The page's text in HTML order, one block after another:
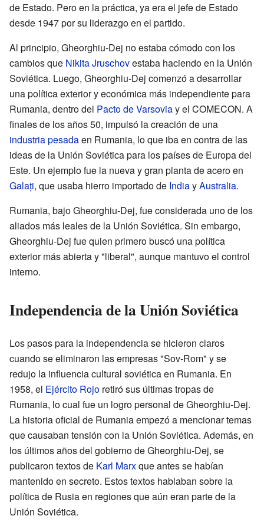
de Estado. Pero en la práctica, ya era el jefe de Estado
desde 1947 por su liderazgo en el partido.
Al principio, Gheorghiu-Dej no estaba cómodo con los
cambios que Nikita Jruschovestaba haciendo en la Unión
Soviética. Luego, Gheorghiu-Dej comenzó a desarrollar
una política exterior y económica más independiente para
Rumania, dentro del Pacto de Varsoviay el COMECON. A
finales de los años 50, impulsó la creación de una
industria pesadaen Rumania, lo que iba en contra de las
ideas de la Unión Soviética para los países de Europa del
Este. Un ejemplo fue la nueva y gran planta de acero en
Galați, que usaba hierro importado de IndiayAustralia.
Rumania, bajo Gheorghiu-Dej, fue considerada uno de los
aliados más leales de la Unión Soviética. Sin embargo,
Gheorghiu-Dej fue quien primero buscó una política
exterior más abierta y "liberal", aunque mantuvo el control
interno.
Independencia de la Unión Soviética
Los pasos para la independencia se hicieron claros
cuando se eliminaron las empresas "Sov-Rom" y se
redujo la influencia cultural soviética en Rumania. En
1958, el Ejército Rojo retiró sus últimas tropas de
Rumania, lo cual fue un logro personal de Gheorghiu-Dej.
La historia oficial de Rumania empezó a mencionar temas
que causaban tensión con la Unión Soviética. Además, en
los últimos años del gobierno de Gheorghiu-Dej, se
publicaron textos de Karl Marxque antes se habían
mantenido en secreto. Estos textos hablaban sobre la
política de Rusia en regiones que aún eran parte de la
Unión Soviética.